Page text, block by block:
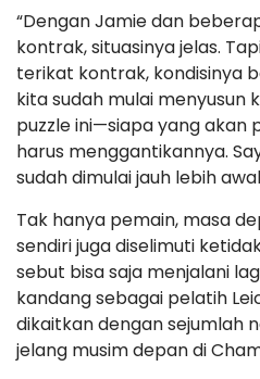
“Dengan Jamie dan
kontrak, situasinya jelas.
terikat kontrak, kondisinya
kita sudah mulai menyusun
puzzle ini—siapa yang akan
harus menggantikannya.
sudah dimulai jauh lebih
Tak hanya pemain, masa
sendiri juga diselimuti
sebut bisa saja menjalani
kandang sebagai pelatih
dikaitkan dengan sejumlah
jelang musim depan di